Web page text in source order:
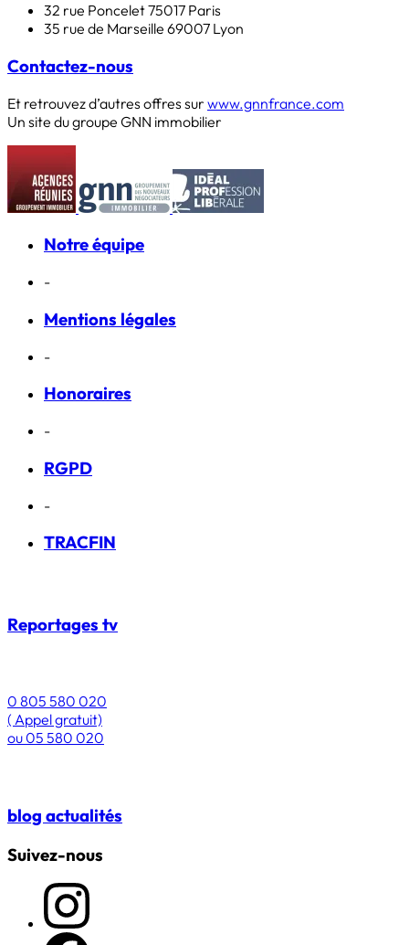
32 rue Poncelet75017 Paris
35 rue de Marseille 69007 Lyon
Contactez-nous
Et retrouvez d’autres offres sur www.gnnfrance.com
Un site du groupe GNN immobilier
Notre équipe
-
Mentions légales
-
Honoraires
-
RGPD
-
TRACFIN
Reportages tv
0 805 580 020
( Appel gratuit)
ou05 580 020
blog actualités
Suivez-nous